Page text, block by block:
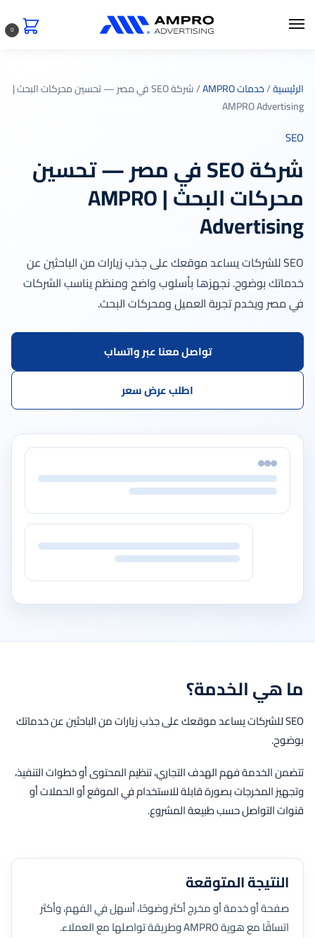
0
الرئيسية/خدمات AMPRO
/ شركة SEO في مصر — تحسين محركات البحث |
AMPRO Advertising
SEO
شركة SEO في مصر — تحسين
محركات البحث | AMPRO
Advertising
SEO للشركات يساعد موقعك على جذب زيارات من الباحثين عن
خدماتك بوضوح. نجهزها بأسلوب واضح ومنظم يناسب الشركات
في مصر ويخدم تجربة العميل ومحركات البحث.
تواصل معنا عبر واتساب
اطلب عرض سعر
ما هي الخدمة؟
SEO للشركات يساعد موقعك على جذب زيارات من الباحثين عن خدماتك
بوضوح.
تتضمن الخدمة فهم الهدف التجاري، تنظيم المحتوى أو خطوات التنفيذ،
وتجهيز المخرجات بصورة قابلة للاستخدام في الموقع أو الحملات أو
قنوات التواصل حسب طبيعة المشروع.
النتيجة المتوقعة
صفحة أو خدمة أو مخرج أكثر وضوحًا، أسهل في الفهم، وأكثر
اتساقًا مع هوية AMPRO وطريقة تواصلها مع العملاء.